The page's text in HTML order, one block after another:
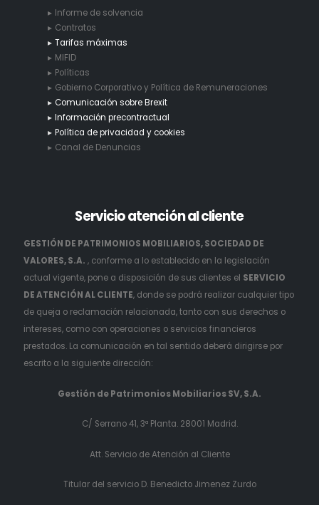
Informe de solvencia
Contratos
Tarifas máximas
MIFID
Políticas
Gobierno Corporativo y Política de Remuneraciones
Comunicación sobre Brexit
Información precontractual
Política de privacidad y cookies
Canal de Denuncias
Servicioatención al cliente
GESTIÓN DE PATRIMONIOS MOBILIARIOS, SOCIEDAD DE
VALORES, S.A. , conforme a lo establecido en la legislación
actual vigente, pone a disposición de sus clientes el SERVICIO
DE ATENCIÓN AL CLIENTE, donde se podrá realizar cualquier tipo
de queja o reclamación relacionada, tanto con sus derechos o
intereses, como con operaciones o servicios financieros
prestados. La comunicación en tal sentido deberá dirigirse por
escrito a la siguiente dirección:
Gestión de Patrimonios Mobiliarios SV, S.A.
C/ Serrano 41, 3ª Planta. 28001 Madrid.
Att. Servicio de Atención al Cliente
Titular del servicio D. Benedicto Jimenez Zurdo